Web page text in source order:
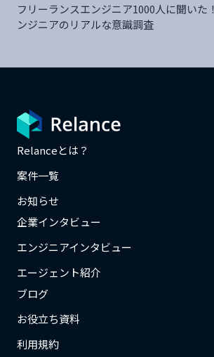
フリーランスエンジニア1000人に聞いた
ンジニアのリアルな意識調査
Relanceとは？
案件一覧
お知らせ
企業インタビュー
エンジニアインタビュー
エージェント紹介
ブログ
お役立ち資料
利用規約